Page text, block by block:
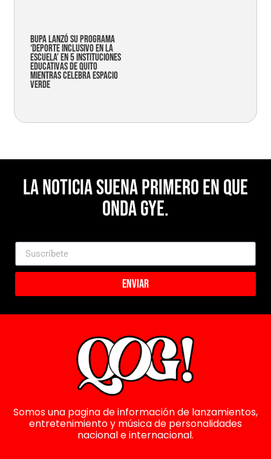
Bupa lanzó su programa
‘Deporte Inclusivo en la
Escuela’ en 5 instituciones
educativas de Quito
mientras celebra espacio
verde
La noticia suena primero en Que
Onda Gye.
Enviar
Somos una pagina de información de lanzamientos,
entretenimiento y música de personalidades
nacional e internacional.